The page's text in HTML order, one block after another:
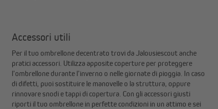
Accessori utili
Per il tuo ombrellone decentrato trovi da Jalousiescout anche
pratici accessori. Utilizza apposite coperture per proteggere
l’ombrellone durante l’inverno o nelle giornate di pioggia. In caso
di difetti, puoi sostituire le manovelle o la struttura, oppure
rinnovare snodi e tappi di copertura. Con gli accessori giusti
riporti il tuo ombrellone in perfette condizioni in un attimo e sei